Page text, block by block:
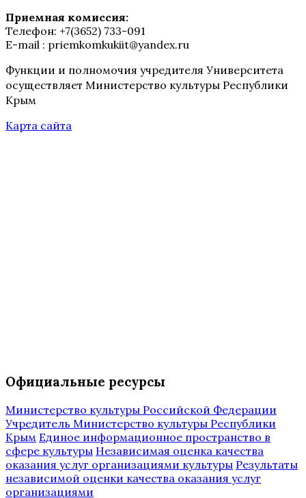
Приемная комиссия:
Телефон: +7(3652) 733-091
E-mail : priemkomkukiit@yandex.ru
Функции и полномочия учредителя Университета
осуществляет Министерство культуры Республики
Крым
Карта сайта
Официальные ресурсы
Министерство культуры Российской Федерации
Учредитель Министерство культуры Республики
Крым Единое информационное пространство в
сфере культуры Независимая оценка качества
оказания услуг организациями культуры Результаты
независимой оценки качества оказания услуг
организациями